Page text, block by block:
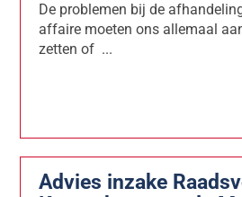
De problemen bij de
affaire moeten ons allemaal
zetten of ...
Advies inzake